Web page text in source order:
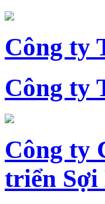
Công ty
Công ty
Công ty
triển Sợi